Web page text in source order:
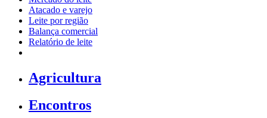
Atacado e varejo
Leite por região
Balança comercial
Relatório de leite
Agricultura
Encontros